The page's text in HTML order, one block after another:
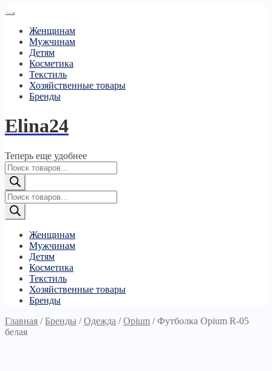
Женщинам
Мужчинам
Детям
Косметика
Текстиль
Хозяйственные товары
Бренды
Elina24
Теперь еще удобнее
Поиск
товаров
Поиск
товаров
Женщинам
Мужчинам
Детям
Косметика
Текстиль
Хозяйственные товары
Бренды
Главная /Бренды /Одежда /Opium /Футболка Opium R-05
белая